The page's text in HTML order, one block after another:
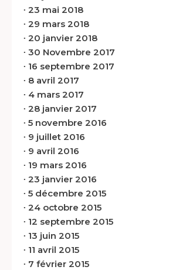
∙ 23 mai 2018
∙ 29 mars 2018
∙ 20 janvier 2018
∙ 30 Novembre 2017
∙ 16 septembre 2017
∙ 8 avril 2017
∙ 4 mars 2017
∙ 28 janvier 2017
∙ 5 novembre 2016
∙ 9 juillet 2016
∙ 9 avril 2016
∙ 19 mars 2016
∙ 23 janvier 2016
∙ 5 décembre 2015
∙ 24 octobre 2015
∙ 12 septembre 2015
∙ 13 juin 2015
∙ 11 avril 2015
∙ 7 février 2015